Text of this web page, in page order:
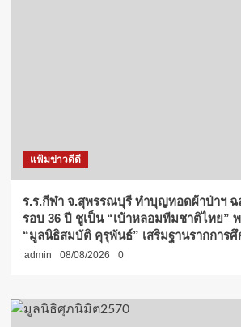
แฟ้มข่าวดีดี
ร.ร.กีฬา จ.สุพรรณบุรี ทำบุญทอดผ้าป่าฯ ฉ
รอบ 36 ปี ชูเป็น “เบ้าหลอมทีมชาติไทย”
“มูลนิธิสมบัติ คุรุพันธ์” เสริมฐานรากการ
admin 08/08/2026 0